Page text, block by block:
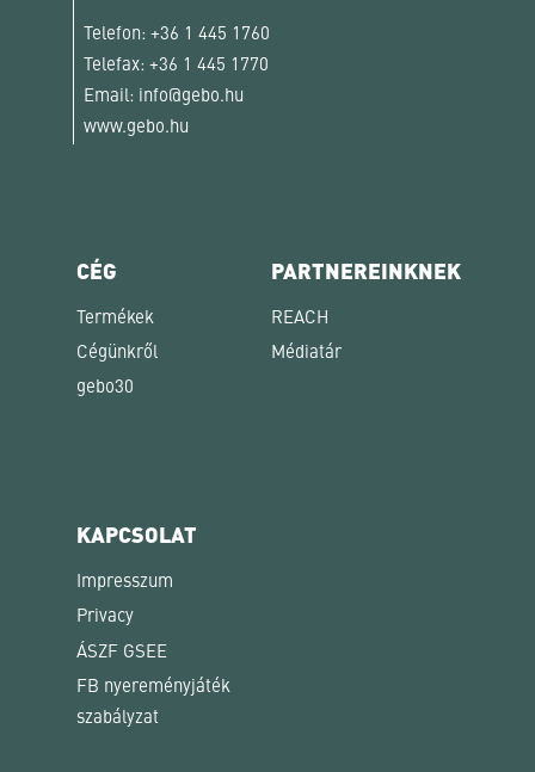
Telefon: +36 1 445 1760
Telefax: +36 1 445 1770
Email: info@gebo.hu
www.gebo.hu
CÉG
Termékek
Cégünkről
gebo30
PARTNEREINKNEK
REACH
Médiatár
KAPCSOLAT
Impresszum
Privacy
ÁSZF GSEE
FB nyereményjáték
szabályzat